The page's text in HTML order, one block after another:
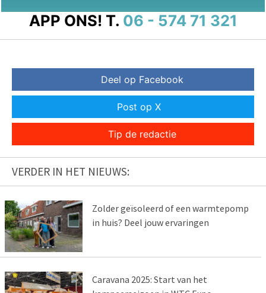
APP ONS! T. 06 - 574 71 321
Deel op Facebook
Post op X
Tip de redactie
VERDER IN HET NIEUWS:
Zolder geïsoleerd of een warmtepomp
in huis? Deel jouw ervaringen
Caravana 2025: Start van het